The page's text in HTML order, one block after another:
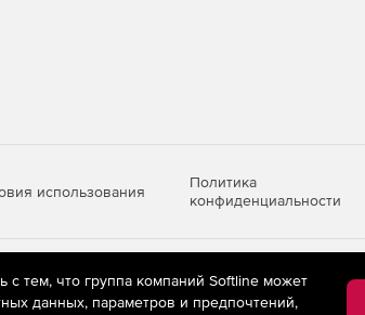
меньшего
кабинета MS.
использования
Политика
конфиденциальности
(информационные технологии
«Интернет», находящихся на территории
с тем, что группа компаний Softline может
данных, параметров и предпочтений,